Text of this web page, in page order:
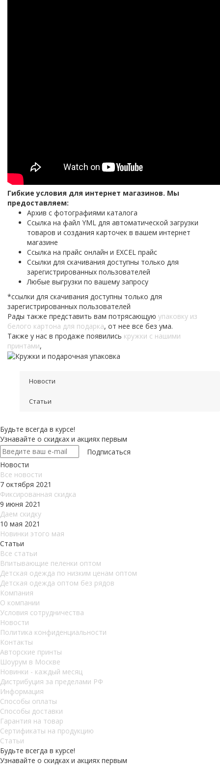
Гибкие условия для интернет магазинов. Мы
предоставляем:
Архив с фотографиями каталога
Ссылка на файл YML для автоматической загрузки
товаров и создания карточек в вашем интернет
магазине
Ссылка на прайс онлайн и EXCEL прайс
Ссылки для скачивания доступны только для
зарегистрированных пользователей
Любые выгрузки по вашему запросу
*ссылки для скачивания доступны только для
зарегистрированных пользователей
Рады также представить вам потрясающую упаковку из
белого картона для подарка, от нее все без ума.
Также у нас в продаже появились кружки с нашими
принтами,
Новости
Статьи
Будьте всегда в курсе!
Узнавайте о скидках и акциях первым
Новости
Все новости
7 октября 2021
Фиксированная скидка
9 июня 2021
Даем скидку
10 мая 2021
Новинки этого мая
Статьи
Все статьи
Впитывающие пеленки оптом
Детская одежда по низким ценам оптом
Детская одежда оптом без рядов
Компания
О компании
Условия сотрудничества
Новости
Политика конфиденциальности
Контакты
Авторские принты
Шоурум в Москве
Новинки - каждый месяц
Дистрибуция за пределами РФ
Информация
Способы оплаты
Способы доставки
Гарантия на товар
Сертификаты на продукцию
Статьи
Будьте всегда в курсе!
Узнавайте о скидках и акциях первым